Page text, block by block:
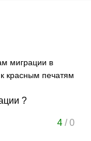
миграции в
красным печатям
?
4/0